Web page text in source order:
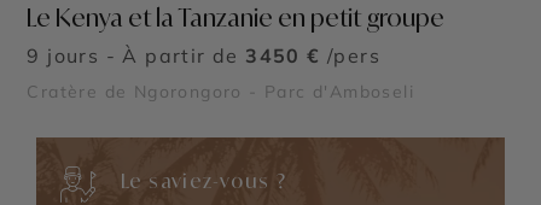
Le Kenya et la Tanzanie en petit groupe
9 jours - À partir de 3450 € /pers
Cratère de Ngorongoro - Parc d'Amboseli
Le saviez-vous ?